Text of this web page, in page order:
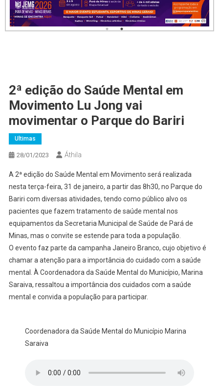
2ª edição do Saúde Mental em
Movimento Lu Jong vai
movimentar o Parque do Bariri
Ultimas
28/01/2023 Áthila
A 2ª edição do Saúde Mental em Movimento será realizada
nesta terça-feira, 31 de janeiro, a partir das 8h30, no Parque do
Bariri com diversas atividades, tendo como público alvo os
pacientes que fazem tratamento de saúde mental nos
equipamentos da Secretaria Municipal de Saúde de Pará de
Minas, mas o convite se estende para toda a população.
O evento faz parte da campanha Janeiro Branco, cujo objetivo é
chamar a atenção para a importância do cuidado com a saúde
mental. À Coordenadora da Saúde Mental do Município, Marina
Saraiva, ressaltou a importância dos cuidados com a saúde
mental e convida a população para participar.
Coordenadora da Saúde Mental do Município Marina
Saraiva